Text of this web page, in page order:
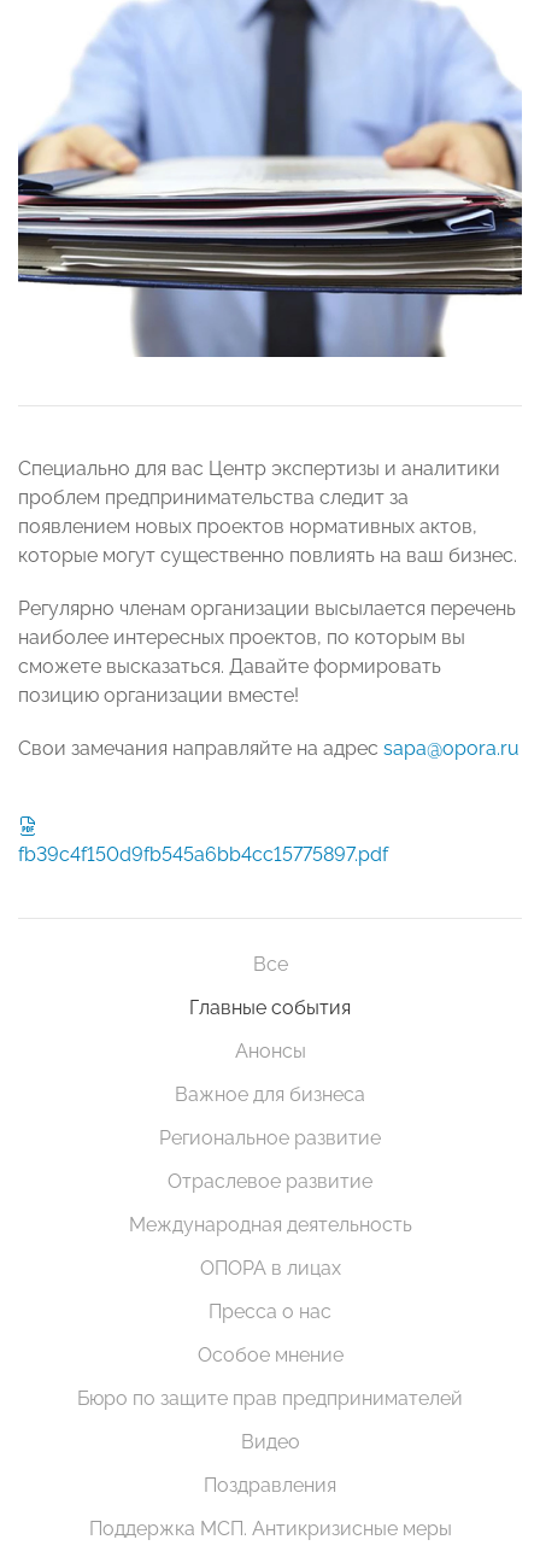
Специально для вас Центр экспертизы и аналитики
проблем предпринимательства следит за
появлением новых проектов нормативных актов,
которые могут существенно повлиять на ваш бизнес.
Регулярно членам организации высылается перечень
наиболее интересных проектов, по которым вы
сможете высказаться. Давайте формировать
позицию организации вместе!
Cвои замечания направляйте на адрес sapa@opora.ru
fb39c4f150d9fb545a6bb4cc15775897.pdf
Все
Главные события
Анонсы
Важное для бизнеса
Региональное развитие
Отраслевое развитие
Международная деятельность
ОПОРА в лицах
Пресса о нас
Особое мнение
Бюро по защите прав предпринимателей
Видео
Поздравления
Поддержка МСП. Антикризисные меры